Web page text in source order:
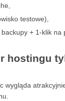
testowe),
+ 1-klik na
hostingu
wygląda